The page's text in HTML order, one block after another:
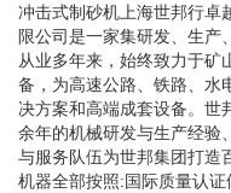
冲击式制砂机上海世邦行卓
限公司是一家集研发、生产
从业多年来，始终致力于矿
备，为高速公路、铁路、水
决方案和高端成套设备。世
余年的机械研发与生产经验
与服务队伍为世邦集团打造
机器全部按照:国际质量认